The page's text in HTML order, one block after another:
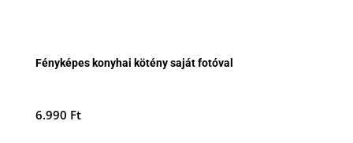
Fényképes konyhai kötény saját fotóval
6.990 Ft